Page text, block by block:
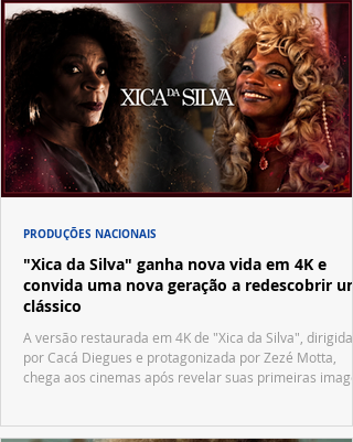
"Xica da Silva" ganha nova vida em 4K e
convida uma nova geração a redescobrir um
clássico
A versão restaurada em 4K de "Xica da Silva", dirigida
por Cacá Diegues e protagonizada por Zezé Motta,
chega aos cinemas após revelar suas primeiras
PRODUÇÕES NACIONAIS